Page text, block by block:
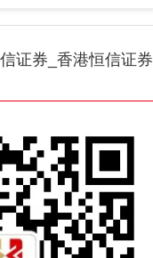
证券_香港恒信证券